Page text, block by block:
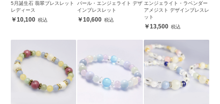
5月誕生石 翡翠ブレスレット
レディース
10,100
パール・エンジェライト デザ
インブレスレット
10,600
エンジェライト・ラベンダー
アメジスト デザインブレスレ
ット
13,500